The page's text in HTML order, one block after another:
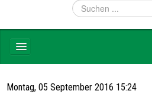
Montag, 05 September 2016 15:24